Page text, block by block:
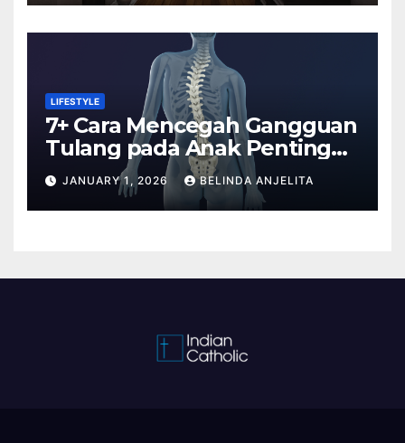
LIFESTYLE
7+ Cara Mencegah Gangguan
Tulang pada Anak Penting
Anda Tahu
JANUARY 1, 2026 BELINDA ANJELITA